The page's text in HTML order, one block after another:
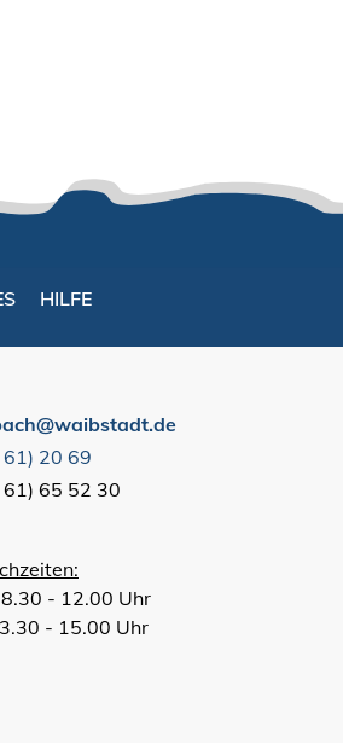
HILFE
61) 20 69
61) 65 52 30
- 12.00 Uhr
- 15.00 Uhr